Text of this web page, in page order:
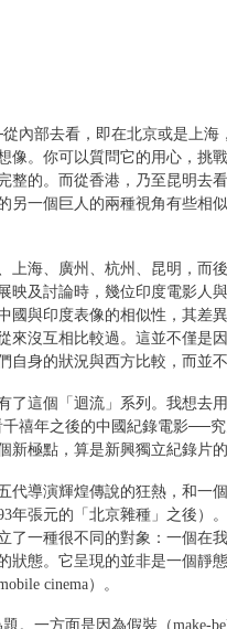
內部去看，即在北京或是上海
像。你可以質問它的用心，挑
整的。而從香港，乃至昆明去
另一個巨人的兩種視角有些相
上海、廣州、杭州、昆明，而
映及討論時，幾位印度電影人
國與印度表像的相似性，其差
來沒互相比較過。這並不僅是
自身的狀況與西方比較，而並
了這個「迴流」系列。我想去
禧年之後的中國紀錄電影──
新極點，算是新興獨立紀錄片
代導演輝煌傳說的狂熱，和一
年張元的「北京雜種」之後）
了一種很不同的對象：一個在
狀態。它呈現的並非是一個靜
cinema）。
。一方面是因為假裝（make-